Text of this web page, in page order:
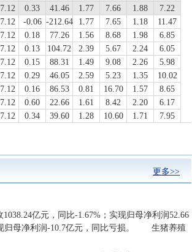
0.33 41.46 1.77 7.66 1.88 7.22
0.33 41.46 1.77 7.66 1.88
7.22
-0.06 -212.64 1.77 7.65 1.18
11.47
0.18 77.26 1.56 8.68 1.98
6.85
0.13 104.72 2.39 5.67 2.24
6.05
0.15 88.31 1.49 9.08 2.26
5.98
0.29 46.05 2.59 5.23 1.35
10.02
0.16 86.53 0.81 16.70 1.57
8.65
0.60 22.66 1.61 8.42 2.20
6.17
0.34 39.60 1.28 10.60 1.71
7.95
0.29 46.36 1.68 8.07 2.08
6.52
5.50
0.62 21.77 2.25 6.03 2.92
4.63
1.42 9.55 1.87 7.25 -- --
更多>>
亿元，同比-1.67%；实现归母净利润52.66
现归母净利润-10.7亿元，同比亏损。 生猪养殖